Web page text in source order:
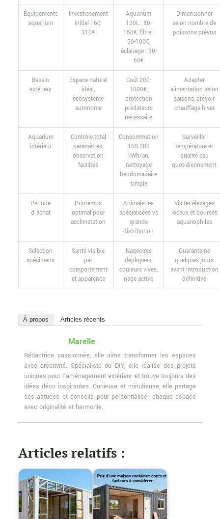
Équipements
aquarium
Investissement
initial 160-
310€
Aquarium
120L : 80-
150€, filtre :
50-100€,
éclairage : 30-
60€
Dimensionner
selon nombre de
poissons prévus
Bassin
extérieur
Espace naturel
idéal,
écosystème
autonome
Coût 200-
1000€,
protection
prédateurs
nécessaire
Adapter
alimentation selon
saisons, prévoir
chauffage hiver
Aquarium
intérieur
Contrôle total
paramètres,
observation
facilitée
Consommation
150-200
kWh/an,
nettoyage
hebdomadaire
simple
Surveiller
température et
qualité eau
quotidiennement
Période
d’achat
Printemps
optimal pour
acclimatation
Animaleries
spécialisées vs
grande
distribution
Visiter élevages
locaux et bourses
aquariophiles
Sélection
spécimens
Santé visible
par
comportement
et apparence
Nageoires
déployées,
couleurs vives,
nage active
Quarantaine
quelques jours
avant introduction
définitive
À propos Articles récents
Marelle
Rédactrice passionnée, elle aime transformer les espaces
avec créativité. Spécialiste du DIY, elle réalise des projets
uniques pour l'aménagement extérieur et trouve toujours des
idées déco inspirantes. Curieuse et minutieuse, elle partage
ses astuces et conseils pour personnaliser chaque espace
avec originalité et harmonie.
Articles relatifs :